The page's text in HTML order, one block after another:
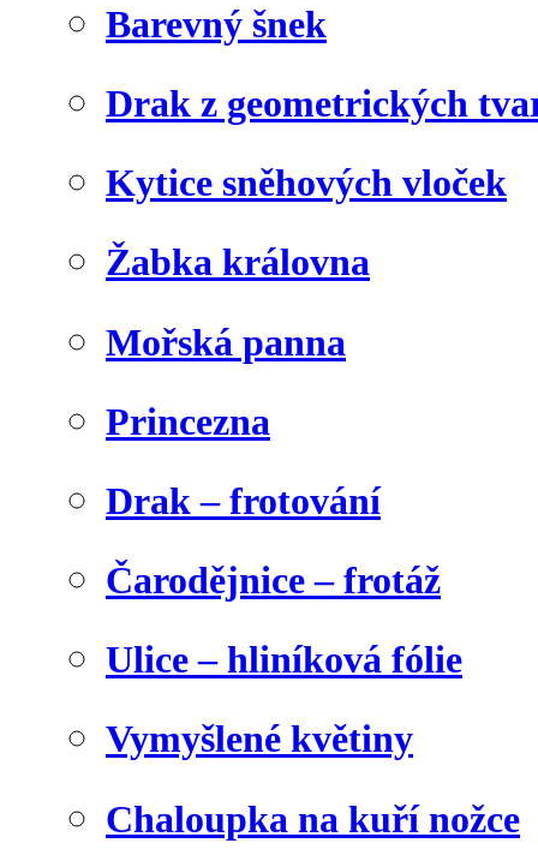
Barevný šnek
Drak z geometrických
Kytice sněhových vloček
Žabka královna
Mořská panna
Princezna
Drak – frotování
Čarodějnice – frotáž
Ulice – hliníková fólie
Vymyšlené květiny
Chaloupka na kuří nožce